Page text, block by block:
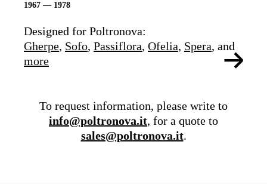
1967 — 1978
Designed for Poltronova:
Gherpe, Sofo, Passiflora, Ofelia, Spera, and
more
To request information, please write to
info@poltronova.it, for a quote to
sales@poltronova.it.